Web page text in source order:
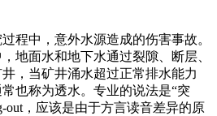
程中，意外水源造成的伤害事故。
地面水和地下水通过裂隙、断层、
，当矿井涌水超过正常排水能力
也称为透水。专业的说法是“突
out，应该是由于方言读音差异的原